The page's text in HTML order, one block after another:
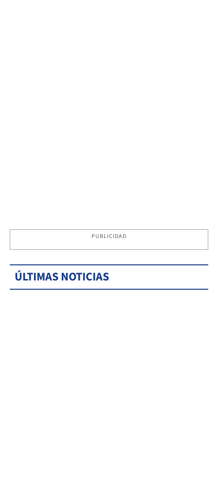
PUBLICIDAD
ÚLTIMAS NOTICIAS